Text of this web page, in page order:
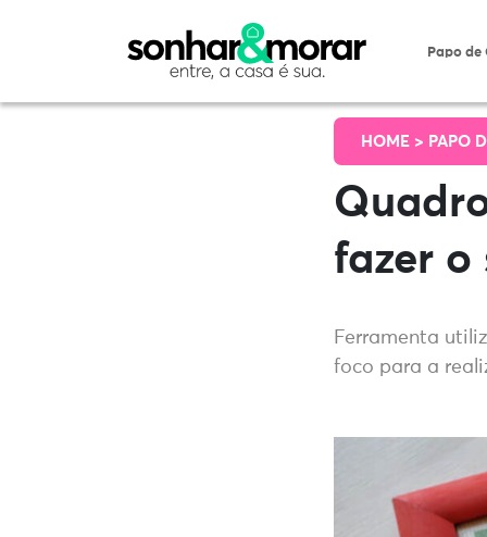
Papo de
HOME > PAPO
fazer o
Ferramenta
foco para a